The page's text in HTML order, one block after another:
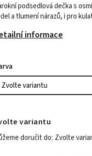
podsedlová dečka s
a tlumení nárazů, i pro
informace
variantu
doručit do: Zvolte